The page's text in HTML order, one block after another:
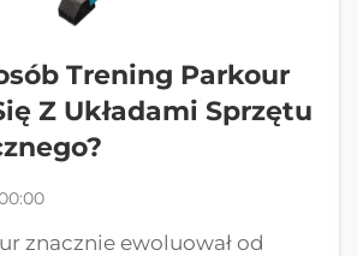
Trening Parkour
Z Układami Sprzętu
znacznie ewoluował od